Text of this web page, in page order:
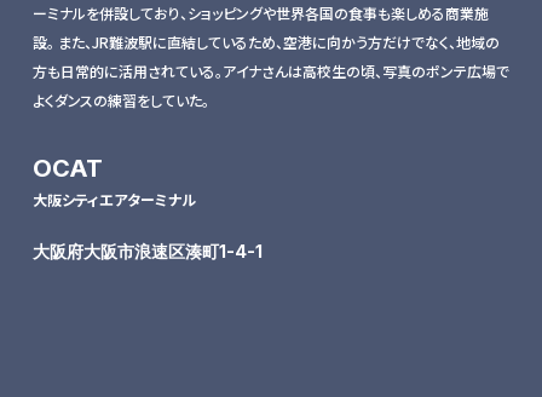
ーミナルを併設しており、ショッピングや世界各国の食事も楽しめる商業施
設。 また、JR難波駅に直結しているため、空港に向かう方だけでなく、地域の
方も日常的に活用されている。アイナさんは高校生の頃、写真のポンテ広場で
よくダンスの練習をしていた。
OCAT
大阪シティエアターミナル
大阪府大阪市浪速区湊町1-4-1